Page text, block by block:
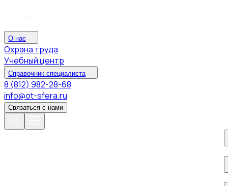
О нас
Охрана труда
Учебный центр
Справочник специалиста
8 (812) 982-28-68
info@ot-sfera.ru
Связаться с нами